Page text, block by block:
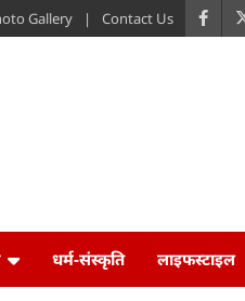
Gallery Contact Us
धर्म-संस्कृति लाइफस्टाइल